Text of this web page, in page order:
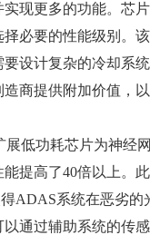
实现更多的功能。芯
必要的性能级别。
设计复杂的冷却系
商提供附加价值，
展低功耗芯片为神经
提高了40倍以上。
ADAS系统在恶劣
通过辅助系统的传感